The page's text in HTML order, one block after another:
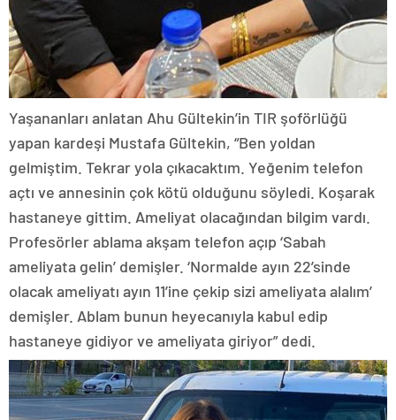
Yaşananları anlatan Ahu Gültekin’in TIR şoförlüğü
yapan kardeşi Mustafa Gültekin, “Ben yoldan
gelmiştim. Tekrar yola çıkacaktım. Yeğenim telefon
açtı ve annesinin çok kötü olduğunu söyledi. Koşarak
hastaneye gittim. Ameliyat olacağından bilgim vardı.
Profesörler ablama akşam telefon açıp ‘Sabah
ameliyata gelin’ demişler. ‘Normalde ayın 22’sinde
olacak ameliyatı ayın 11’ine çekip sizi ameliyata alalım’
demişler. Ablam bunun heyecanıyla kabul edip
hastaneye gidiyor ve ameliyata giriyor” dedi.